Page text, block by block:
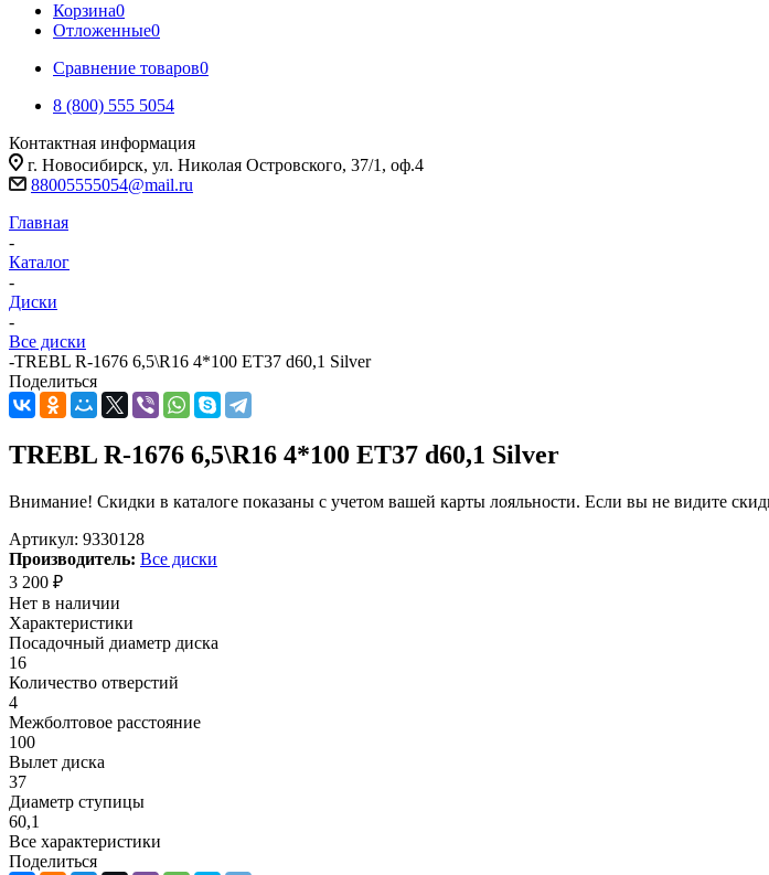
Корзина0
Отложенные0
Сравнение товаров0
8 (800) 555 5054
Контактная информация
г. Новосибирск, ул. Николая Островского, 37/1, оф.4
88005555054@mail.ru
Главная
-
Каталог
-
Диски
-
Все диски
-TREBL R-1676 6,5\R16 4*100 ET37 d60,1 Silver
Поделиться
TREBL R-1676 6,5\R16 4*100 ET37 d60,1 Silver
Внимание! Скидки в каталоге показаны с учетом вашей карты лояльности. Если вы не видите
Артикул: 9330128
Производитель: Все диски
3 200 ₽
Нет в наличии
Характеристики
Посадочный диаметр диска
16
Количество отверстий
4
Межболтовое расстояние
100
Вылет диска
37
Диаметр ступицы
60,1
Все характеристики
Поделиться